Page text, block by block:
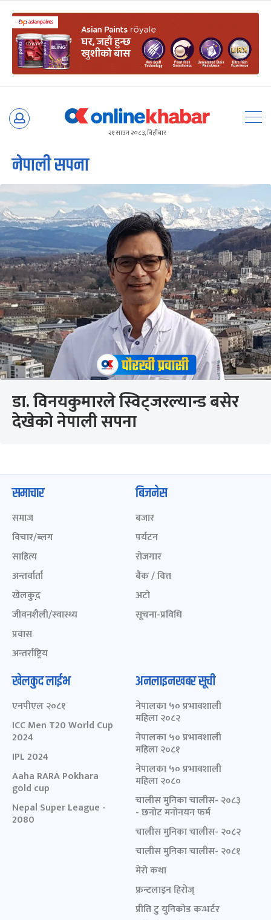
Skip
२१ साउन २०८३, बिहीबार
नेपाली सपना
डा. विनयकुमारले स्विट्जरल्यान्ड बसेर
देखेको नेपाली सपना
समाचार
समाज
विचार/ब्लग
साहित्य
अन्तर्वार्ता
खेलकुद़़
जीवनशैली/स्वास्थ्य
प्रवास
अन्तर्राष्ट्रिय
बिजनेस
बजार
पर्यटन
रोजगार
बैंक / वित्त
अटो
सूचना-प्रविधि
खेलकुद लाईभ
एनपीएल २०८१
ICC Men T20 World Cup
2024
IPL 2024
Aaha RARA Pokhara
gold cup
Nepal Super League -
2080
अनलाइनखबर सूची
नेपालका ५० प्रभावशाली
महिला २०८२
नेपालका ५० प्रभावशाली
महिला २०८१
नेपालका ५० प्रभावशाली
महिला २०८०
चालीस मुनिका चालीस- २०८३
- छनोट मनोनयन फर्म
चालीस मुनिका चालीस- २०८२
चालीस मुनिका चालीस- २०८१
मेरो कथा
फ्रन्टलाइन हिरोज्
प्रीति टु युनिकोड कन्भर्टर